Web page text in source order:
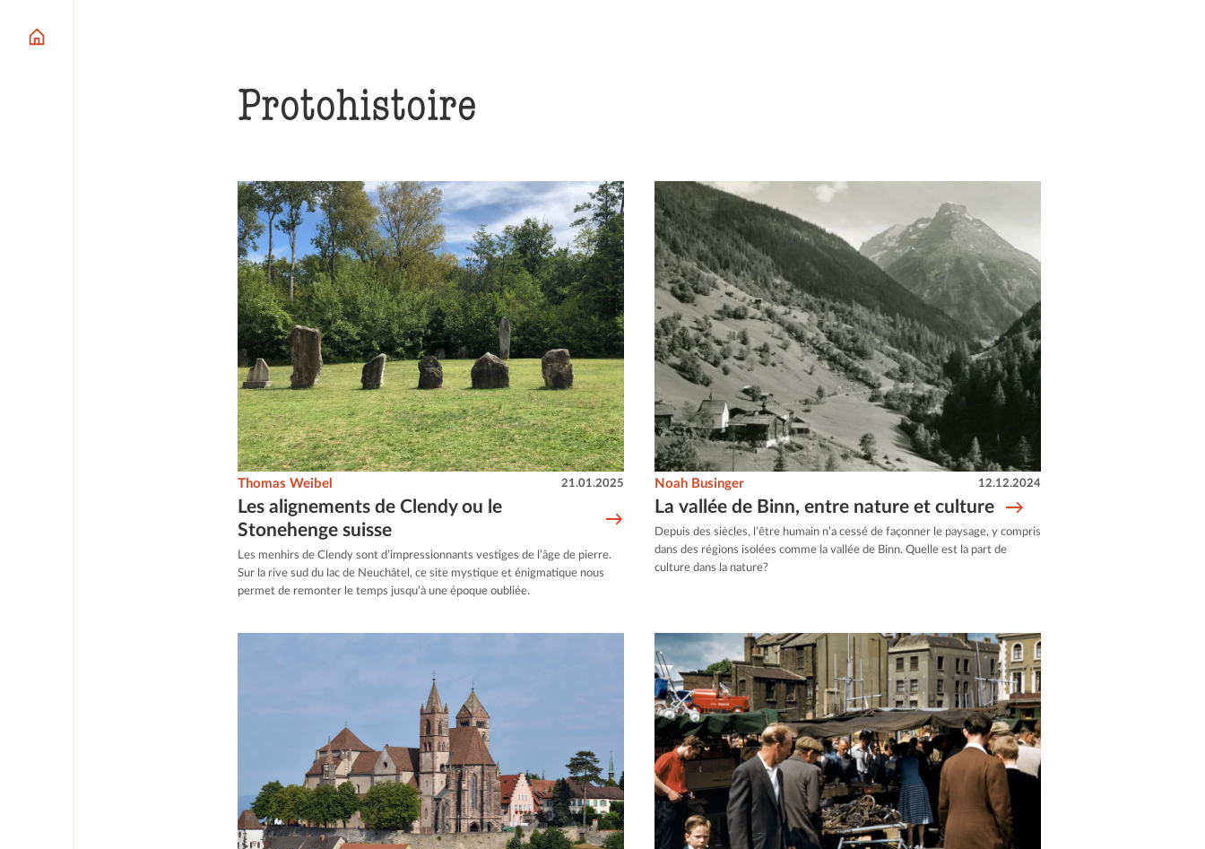
Protohistoire
Les alignements de Clendy ou le
Stonehenge suisse
Thomas Weibel 21.01.2025
Les menhirs de Clendy sont d’impressionnants vestiges de l’âge de pierre.
Sur la rive sud du lac de Neuchâtel, ce site mystique et énigmatique nous
permet de remonter le temps jusqu’à une époque oubliée.
La vallée de Binn, entre nature et culture
Noah Businger 12.12.2024
Depuis des siècles, l’être humain n’a cessé de façonner le paysage, y compris
dans des régions isolées comme la vallée de Binn. Quelle est la part de
culture dans la nature?